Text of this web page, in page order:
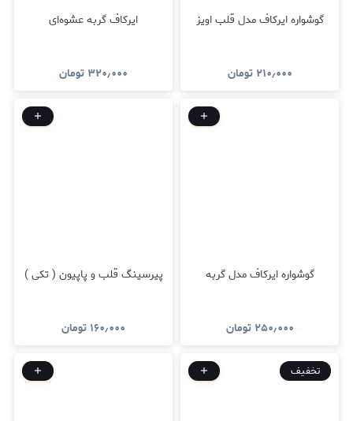
گوشواره ایرکاف مدل قلب اویز
۲۱۰٫۰۰۰ تومان
ایرکاف گربه عشوه‌ای
۳۲۰٫۰۰۰ تومان
گوشواره ایرکاف مدل گربه
۲۵۰٫۰۰۰ تومان
پیرسینگ قلب و پاپیون ( تکی )
۱۶۰٫۰۰۰ تومان
تخفیف